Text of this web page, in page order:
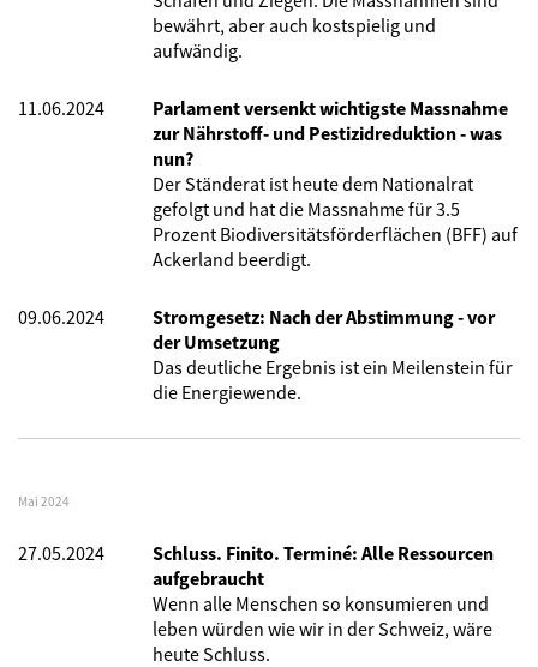
bewährt, aber auch kostspielig und
aufwändig.
11.06.2024
Parlament versenkt wichtigste Massnahme
zur Nährstoff- und Pestizidreduktion - was
nun?
Der Ständerat ist heute dem Nationalrat
gefolgt und hat die Massnahme für 3.5
Prozent Biodiversitätsförderflächen (BFF) auf
Ackerland beerdigt.
09.06.2024
Stromgesetz: Nach der Abstimmung - vor
der Umsetzung
Das deutliche Ergebnis ist ein Meilenstein für
die Energiewende.
Mai 2024
27.05.2024
Schluss. Finito. Terminé: Alle Ressourcen
aufgebraucht
Wenn alle Menschen so konsumieren und
leben würden wie wir in der Schweiz, wäre
heute Schluss.